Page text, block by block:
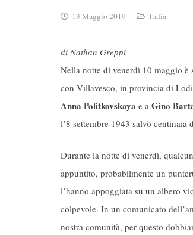
13 Maggio 2019 Italia
di Nathan Greppi
Nella notte di venerdì 10 maggio è
con Villavesco, in provincia di
Anna Politkovskaya e a Gino
l’8 settembre 1943 salvò
Durante la notte di venerdì,
appuntito, probabilmente un
l’hanno appoggiata su un albero
colpevole. In un comunicato
nostra comunità, per questo